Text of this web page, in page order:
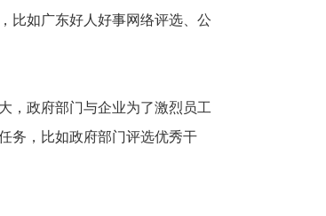
比如广东好人好事网络评选、公
，政府部门与企业为了激烈员工
务，比如政府部门评选优秀干